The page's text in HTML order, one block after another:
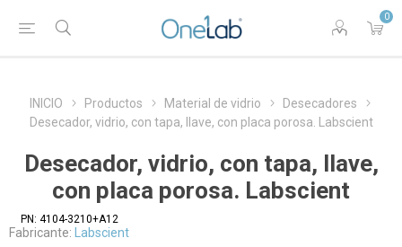
0
INICIO Productos Material de vidrio
Desecadores
Desecador, vidrio, con tapa, llave, con placa porosa. Labscient
Desecador, vidrio, con tapa, llave,
con placa porosa. Labscient
PN: 4104-3210+A12
Fabricante: Labscient